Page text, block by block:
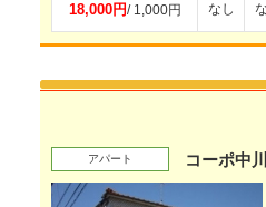
18,000円/ 1,000円 なし
アパート コーポ中